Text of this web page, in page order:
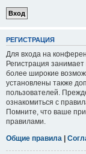
РЕГИСТРАЦИЯ
Для входа на
Регистрация
более широкие
установлены также
пользователей.
ознакомиться с
Помните, что ваше
правилами.
Общие правила |